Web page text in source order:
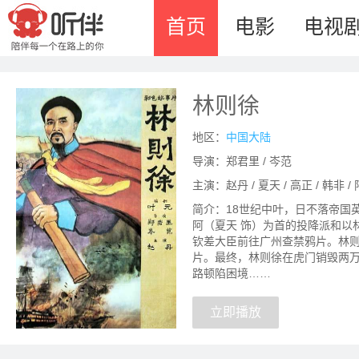
首页 电影 电视
林则徐
地区： 中国大陆
导演：郑君里 / 岑范
主演：赵丹 / 夏天 / 高正 / 韩非 /
简介：18世纪中叶，日不落帝国
阿（夏天 饰）为首的投降派和
钦差大臣前往广州查禁鸦片。林
片。最终，林则徐在虎门销毁
路顿陷困境……
立即播放